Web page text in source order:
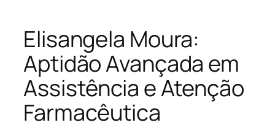
Elisangela Moura:
Aptidão Avançada em
Assistência e Atenção
Farmacêutica